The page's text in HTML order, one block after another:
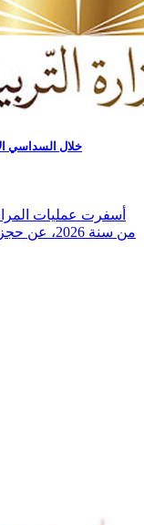
خلال السداسي الأول لسنة 2026:حجز 1926
أسفرت عمليات